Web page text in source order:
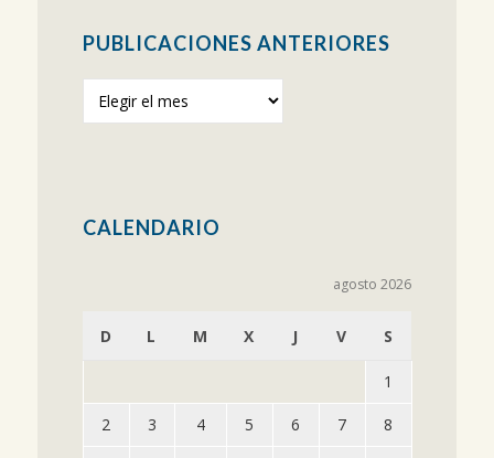
PUBLICACIONES ANTERIORES
anteriores
CALENDARIO
agosto 2026
D L M X J V S
1
2 3 4 5 6 7 8